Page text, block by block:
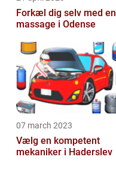
Forkæl dig selv med en
massage i Odense
07 march 2023
Vælg en kompetent
mekaniker i Haderslev